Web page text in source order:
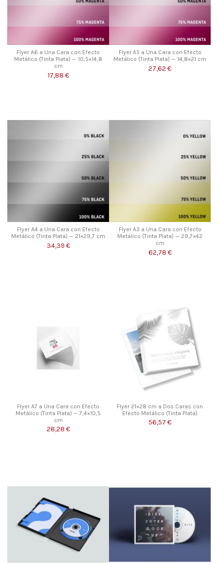
Flyer A6 a Una Cara con Efecto
Metálico (Tinta Plata) — 10,5×14,8
cm
17,88 €
Flyer A5 a Una Cara con Efecto
Metálico (Tinta Plata) — 14,8×21 cm
27,62 €
Flyer A4 a Una Cara con Efecto
Metálico (Tinta Plata) — 21×29,7 cm
34,39 €
Flyer A3 a Una Cara con Efecto
Metálico (Tinta Plata) — 29,7×42
cm
62,78 €
Flyer A7 a Una Cara con Efecto
Metálico (Tinta Plata) — 7,4×10,5
cm
28,28 €
Flyer 21×28 cm a Dos Caras con
Efecto Metálico (Tinta Plata)
56,57 €